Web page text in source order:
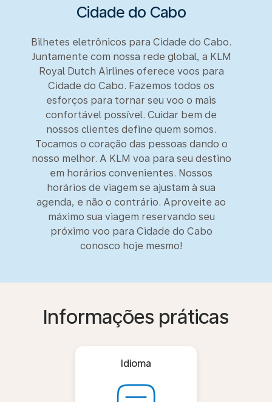
Cidade do Cabo
Bilhetes eletrônicos para Cidade do Cabo.
Juntamente com nossa rede global, a KLM
Royal Dutch Airlines oferece voos para
Cidade do Cabo. Fazemos todos os
esforços para tornar seu voo o mais
confortável possível. Cuidar bem de
nossos clientes define quem somos.
Tocamos o coração das pessoas dando o
nosso melhor. A KLM voa para seu destino
em horários convenientes. Nossos
horários de viagem se ajustam à sua
agenda, e não o contrário. Aproveite ao
máximo sua viagem reservando seu
próximo voo para Cidade do Cabo
conosco hoje mesmo!
Informações práticas
Idioma